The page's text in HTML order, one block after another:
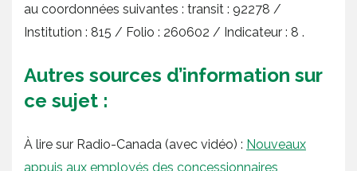
au coordonnées suivantes : transit : 92278 /
Institution : 815 / Folio : 260602 / Indicateur : 8 .
Autres sources d’information sur
ce sujet :
À lire sur Radio-Canada (avec vidéo) : Nouveaux
appuis aux employés des concessionnaires